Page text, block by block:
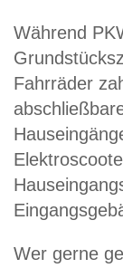
Während
Fahrräder
Wer gerne